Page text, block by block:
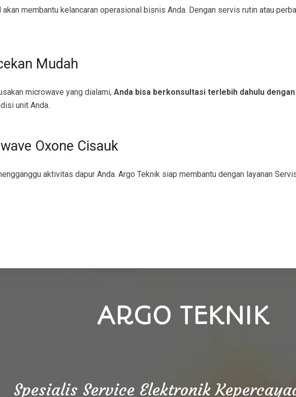
membantu kelancaran operasional bisnis Anda. Dengan servis rutin atau
Mudah
microwave yang dialami, Anda bisa berkonsultasi terlebih dahulu
unit Anda.
Oxone Cisauk
aktivitas dapur Anda. Argo Teknik siap membantu dengan layanan
ARGO TEKNIK
Spesialis Service Elektronik